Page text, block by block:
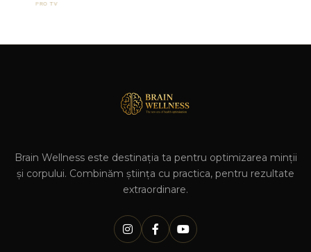
Brain Wellness este destinația ta pentru optimizarea minții
și corpului. Combinăm știința cu practica, pentru rezultate
extraordinare.